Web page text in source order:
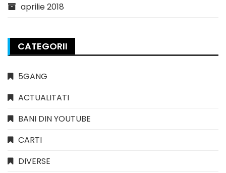
aprilie 2018
CATEGORII
5GANG
ACTUALITATI
BANI DIN YOUTUBE
CARTI
DIVERSE